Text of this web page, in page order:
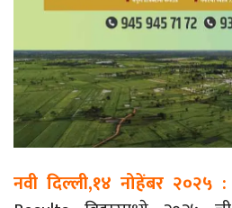
नवी दिल्ली,१४ नोहेंबर २०२५ :